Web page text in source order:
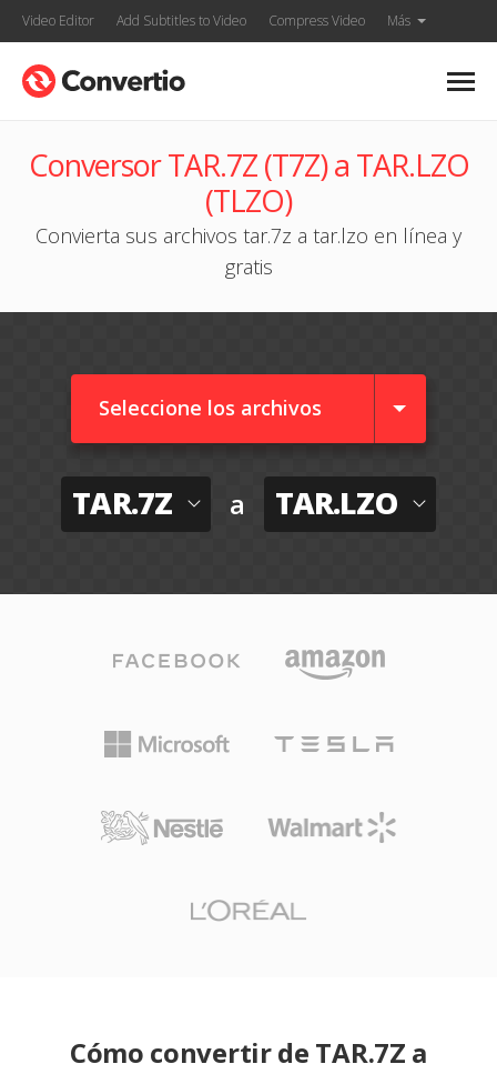
Video Editor Add Subtitles to Video Compress Video Más
Conversor TAR.7Z (T7Z) a TAR.LZO
(TLZO)
Convierta sus archivos tar.7z a tar.lzo en línea y
gratis
Seleccione los archivos
TAR.7Z a TAR.LZO
Cómo convertir de TAR.7Z a